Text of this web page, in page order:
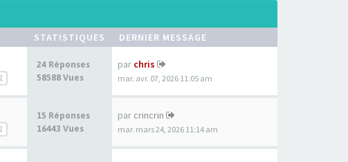
STATISTIQUES DERNIER MESSAGE
2
24 Réponses
58588 Vues
par chris
mar. avr. 07, 2026 11:05 am
2
15 Réponses
16443 Vues
par crincrin
mar. mars 24, 2026 11:14 am